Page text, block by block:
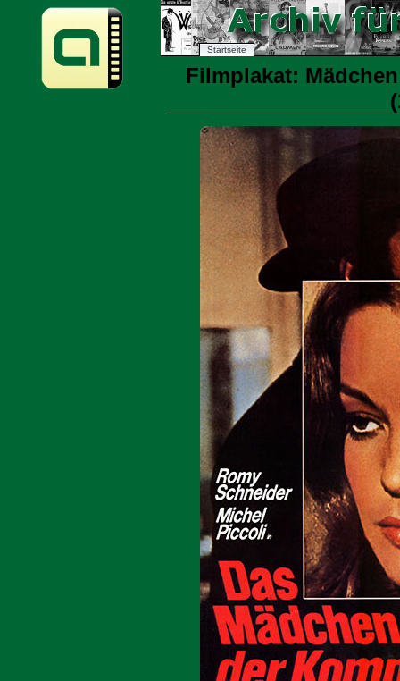
Startseite
Filmplakat: